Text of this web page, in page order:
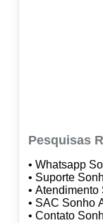
Pesquisas
• Whatsapp
• Suporte
•
• SAC Sonho
• Contato